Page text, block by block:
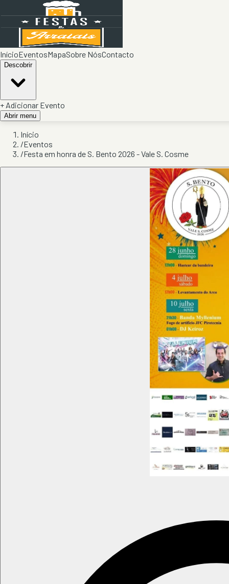
InícioEventosMapaSobre NósContacto
Descobrir
+ Adicionar Evento
Abrir menu
Início
/Eventos
/Festa em honra de S. Bento 2026 - Vale S. Cosme